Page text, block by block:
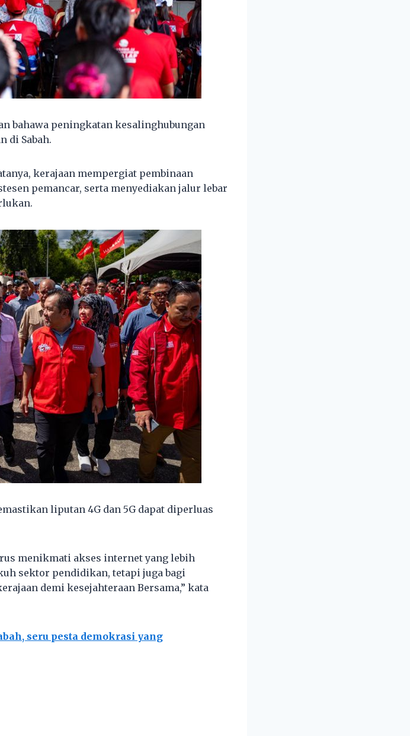
bahawa peningkatan kesalinghubungan
di Sabah.
kerajaan mempergiat pembinaan
pemancar, serta menyediakan jalur lebar
liputan 4G dan 5G dapat diperluas
menikmati akses internet yang lebih
sektor pendidikan, tetapi juga bagi
demi kesejahteraan Bersama,” kata
seru pesta demokrasi yang